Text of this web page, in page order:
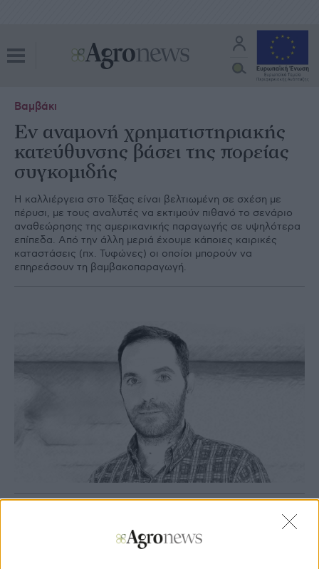
Βαμβάκι
Εν αναµονή χρηµατιστηριακής
κατεύθυνσης βάσει της πορείας
συγκοµιδής
Η καλλιέργεια στο Τέξας είναι βελτιωµένη σε σχέση µε
πέρυσι, µε τους αναλυτές να εκτιµούν πιθανό το σενάριο
αναθεώρησης της αµερικανικής παραγωγής σε υψηλότερα
επίπεδα. Από την άλλη µεριά έχουµε κάποιες καιρικές
καταστάσεις (πχ. Τυφώνες) οι οποίοι µπορούν να
επηρεάσουν τη βαµβακοπαραγωγή.